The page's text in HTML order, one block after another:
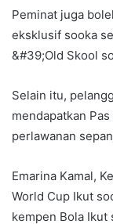
Peminat juga
eksklusif sooka
&#39;Old Skool
Selain itu,
mendapatkan
perlawanan
Emarina Kamal,
World Cup Ikut
kempen Bola Ikut